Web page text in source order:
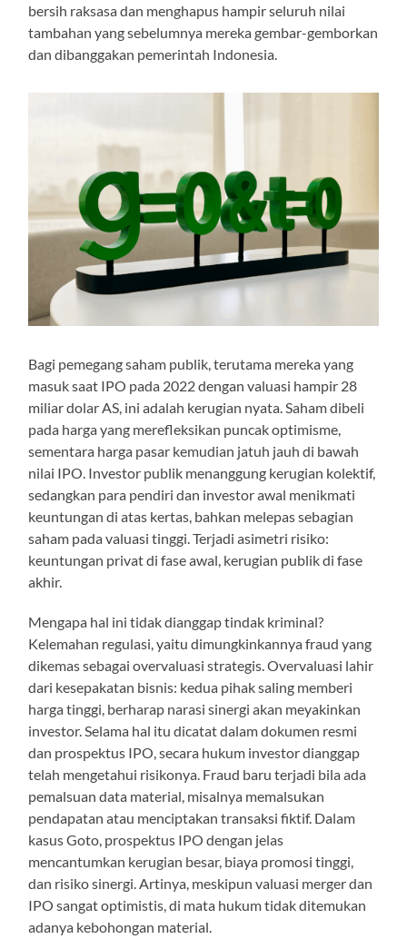
bersih raksasa dan menghapus hampir seluruh nilai
tambahan yang sebelumnya mereka gembar-gemborkan
dan dibanggakan pemerintah Indonesia.
Bagi pemegang saham publik, terutama mereka yang
masuk saat IPO pada 2022 dengan valuasi hampir 28
miliar dolar AS, ini adalah kerugian nyata. Saham dibeli
pada harga yang merefleksikan puncak optimisme,
sementara harga pasar kemudian jatuh jauh di bawah
nilai IPO. Investor publik menanggung kerugian kolektif,
sedangkan para pendiri dan investor awal menikmati
keuntungan di atas kertas, bahkan melepas sebagian
saham pada valuasi tinggi. Terjadi asimetri risiko:
keuntungan privat di fase awal, kerugian publik di fase
akhir.
Mengapa hal ini tidak dianggap tindak kriminal?
Kelemahan regulasi, yaitu dimungkinkannya fraud yang
dikemas sebagai overvaluasi strategis. Overvaluasi lahir
dari kesepakatan bisnis: kedua pihak saling memberi
harga tinggi, berharap narasi sinergi akan meyakinkan
investor. Selama hal itu dicatat dalam dokumen resmi
dan prospektus IPO, secara hukum investor dianggap
telah mengetahui risikonya. Fraud baru terjadi bila ada
pemalsuan data material, misalnya memalsukan
pendapatan atau menciptakan transaksi fiktif. Dalam
kasus Goto, prospektus IPO dengan jelas
mencantumkan kerugian besar, biaya promosi tinggi,
dan risiko sinergi. Artinya, meskipun valuasi merger dan
IPO sangat optimistis, di mata hukum tidak ditemukan
adanya kebohongan material.